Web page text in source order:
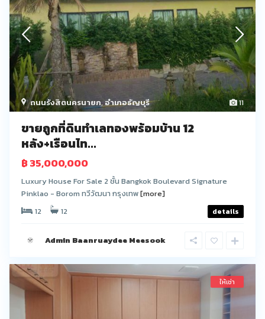
11
ถนนรังสิตนครนายก,อำเภอธัญบุรี
ขายถูกที่ดินทำเลทองพร้อมบ้าน 12
หลัง+เรือนไท...
฿ 35,000,000
Luxury House For Sale 2 ชั้น Bangkok Boulevard Signature
Pinklao - Borom ทวีวัฒนา กรุงเทพ[more]
12
12 details
Admin Baanruaydee Meesook
ให้เช่า